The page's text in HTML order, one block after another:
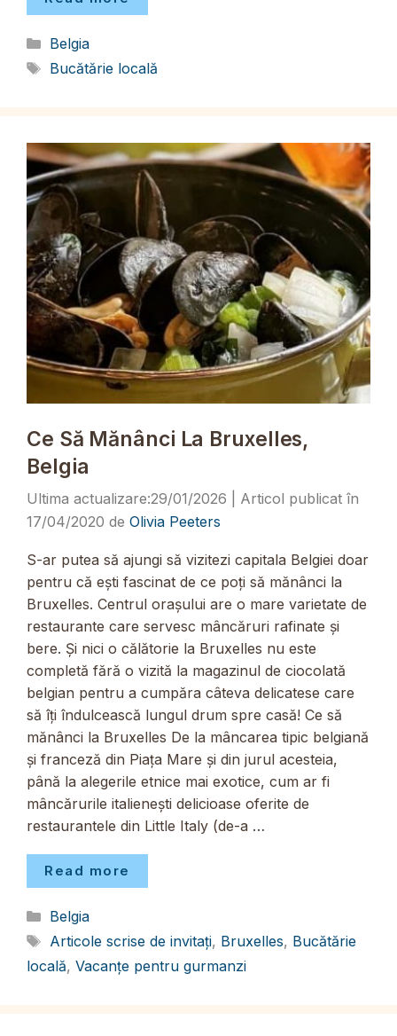
Categorii
Belgia
Etichete
Bucătărie locală
Ce Să Mănânci La Bruxelles,
Belgia
29/01/2026
17/04/2020 de Olivia Peeters
S-ar putea să ajungi să vizitezi capitala Belgiei doar
pentru că ești fascinat de ce poți să mănânci la
Bruxelles. Centrul orașului are o mare varietate de
restaurante care servesc mâncăruri rafinate și
bere. Și nici o călătorie la Bruxelles nu este
completă fără o vizită la magazinul de ciocolată
belgian pentru a cumpăra câteva delicatese care
să îți îndulcească lungul drum spre casă! Ce să
mănânci la Bruxelles De la mâncarea tipic belgiană
și franceză din Piața Mare și din jurul acesteia,
până la alegerile etnice mai exotice, cum ar fi
mâncărurile italienești delicioase oferite de
restaurantele din Little Italy (de-a …
Read more
Categorii
Belgia
Etichete
Articole scrise de invitați, Bruxelles, Bucătărie
locală, Vacanțe pentru gurmanzi